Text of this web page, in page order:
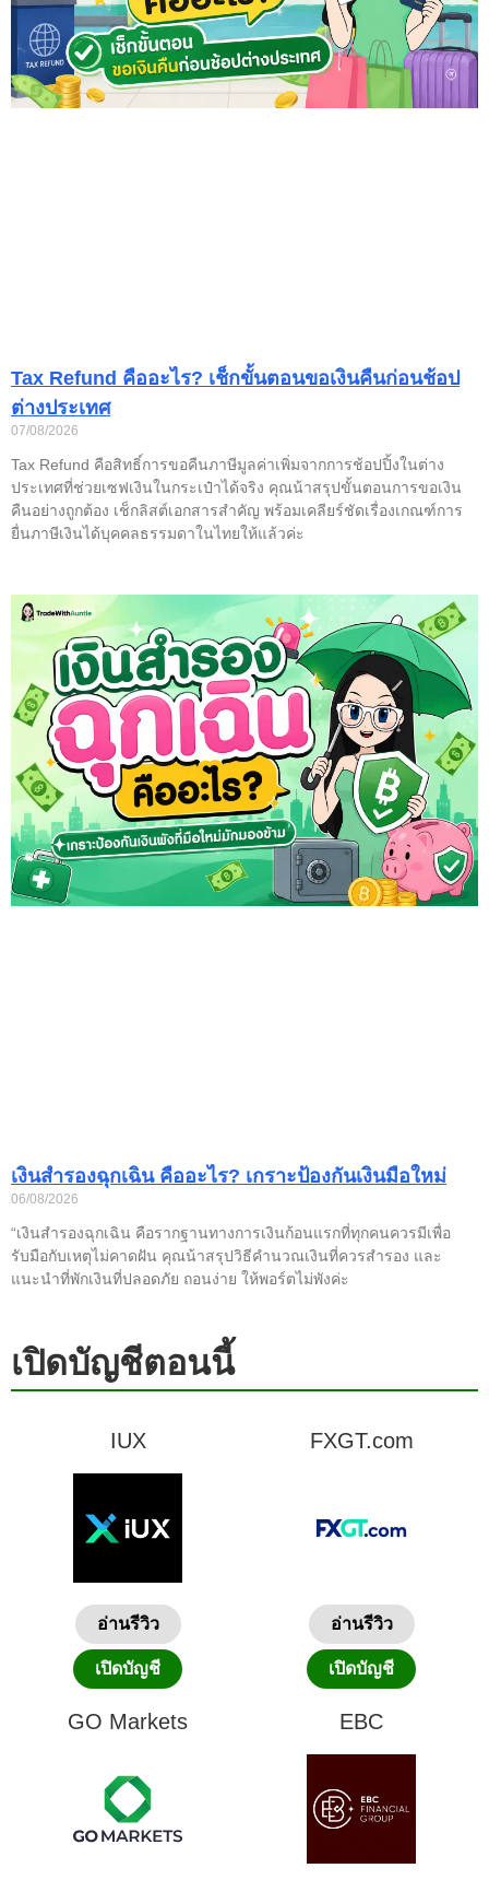
Tax Refund คืออะไร? เช็กขั้นตอนขอเงินคืนก่อนช้อป
ต่างประเทศ
07/08/2026
Tax Refund คือสิทธิ์การขอคืนภาษีมูลค่าเพิ่มจากการช้อปปิ้งในต่าง
ประเทศที่ช่วยเซฟเงินในกระเป๋าได้จริง คุณน้าสรุปขั้นตอนการขอเงิน
คืนอย่างถูกต้อง เช็กลิสต์เอกสารสำคัญ พร้อมเคลียร์ชัดเรื่องเกณฑ์การ
ยื่นภาษีเงินได้บุคคลธรรมดาในไทยให้แล้วค่ะ
เงินสำรองฉุกเฉิน คืออะไร? เกราะป้องกันเงินมือใหม่
06/08/2026
“เงินสำรองฉุกเฉิน คือรากฐานทางการเงินก้อนแรกที่ทุกคนควรมีเพื่อ
รับมือกับเหตุไม่คาดฝัน คุณน้าสรุปวิธีคำนวณเงินที่ควรสำรอง และ
แนะนำที่พักเงินที่ปลอดภัย ถอนง่าย ให้พอร์ตไม่พังค่ะ
เปิดบัญชีตอนนี้
IUX
อ่านรีวิว
เปิดบัญชี
FXGT.com
อ่านรีวิว
เปิดบัญชี
GO Markets EBC